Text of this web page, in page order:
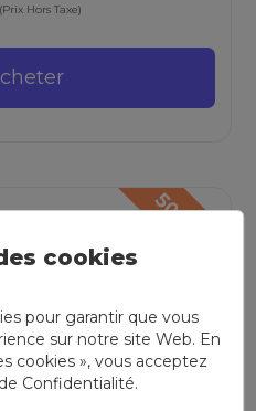
(Prix Hors Taxe)
bureau avec du
avancées comme
l'enregistrement de
cookies
pour garantir que vous
sur notre site Web. En
cookies », vous acceptez
Confidentialité.